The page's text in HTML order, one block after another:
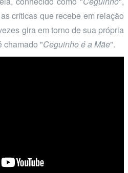
críticas que recebe em relação
gira em torno de sua própria
chamado "Ceguinho é a Mãe".